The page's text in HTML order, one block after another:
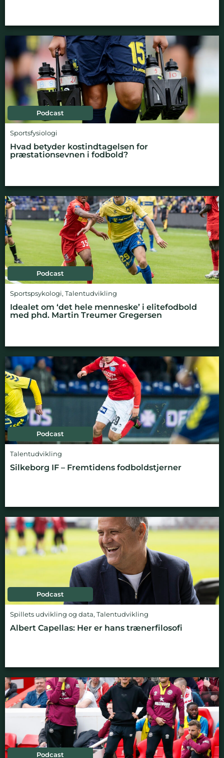
Podcast
Sportsfysiologi
Hvad betyder kostindtagelsen for
præstationsevnen i fodbold?
Podcast
Sportspsykologi, Talentudvikling
Idealet om ‘det hele menneske’ i elitefodbold
med phd. Martin Treumer Gregersen
Podcast
Talentudvikling
Silkeborg IF – Fremtidens fodboldstjerner
Podcast
Spillets udvikling og data, Talentudvikling
Albert Capellas: Her er hans trænerfilosofi
Podcast